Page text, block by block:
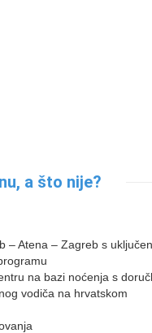
a što nije?
– Atena – Zagreb s
na bazi noćenja s
vodiča na hrvatskom